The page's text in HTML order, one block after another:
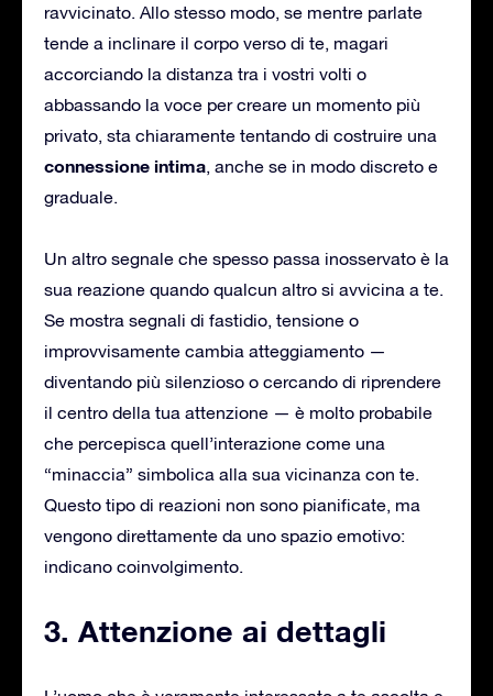
ravvicinato. Allo stesso modo, se mentre parlate
tende a inclinare il corpo verso di te, magari
accorciando la distanza tra i vostri volti o
abbassando la voce per creare un momento più
privato, sta chiaramente tentando di costruire una
connessione intima, anche se in modo discreto e
graduale.
Un altro segnale che spesso passa inosservato è la
sua reazione quando qualcun altro si avvicina a te.
Se mostra segnali di fastidio, tensione o
improvvisamente cambia atteggiamento —
diventando più silenzioso o cercando di riprendere
il centro della tua attenzione — è molto probabile
che percepisca quell’interazione come una
“minaccia” simbolica alla sua vicinanza con te.
Questo tipo di reazioni non sono pianificate, ma
vengono direttamente da uno spazio emotivo:
indicano coinvolgimento.
3. Attenzione ai dettagli